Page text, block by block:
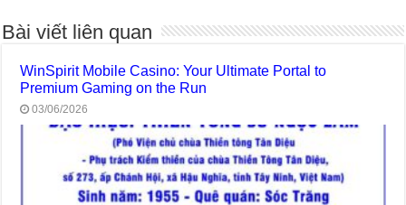
Bài viết liên quan
WinSpirit Mobile Casino: Your Ultimate Portal to
Premium Gaming on the Run
03/06/2026